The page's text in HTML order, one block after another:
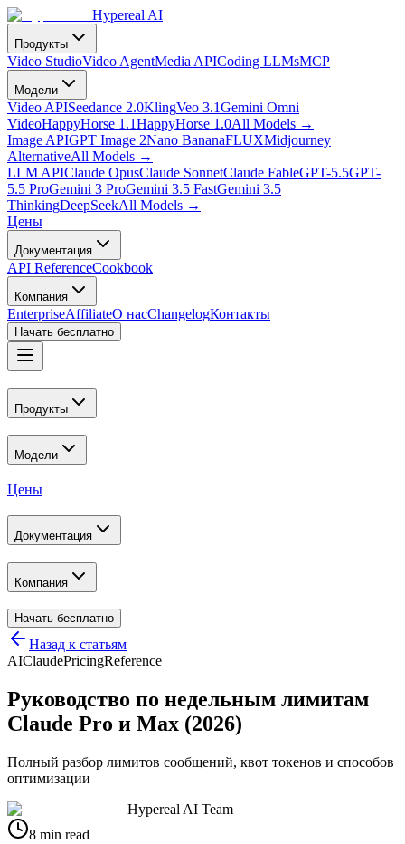
Hypereal AI
Продукты
Video StudioVideo AgentMedia APICoding LLMsMCP
Модели
Video APISeedance 2.0KlingVeo 3.1Gemini Omni
VideoHappyHorse 1.1HappyHorse 1.0All Models →
Image APIGPT Image 2Nano BananaFLUXMidjourney
AlternativeAll Models →
LLM APIClaude OpusClaude SonnetClaude FableGPT-5.5GPT-
5.5 ProGemini 3 ProGemini 3.5 FastGemini 3.5
ThinkingDeepSeekAll Models →
Цены
Документация
API ReferenceCookbook
Компания
EnterpriseAffiliateО насChangelogКонтакты
Начать бесплатно
Продукты
Модели
Цены
Документация
Компания
Начать бесплатно
Назад к статьям
AIClaudePricingReference
Руководство по недельным лимитам
Claude Pro и Max (2026)
Полный разбор лимитов сообщений, квот токенов и способов
оптимизации
Hypereal AI Team
8 min read